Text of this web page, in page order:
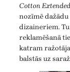
Cotton
nozīmē
dizaineriem.
reklamēšanā
katram
balstās uz